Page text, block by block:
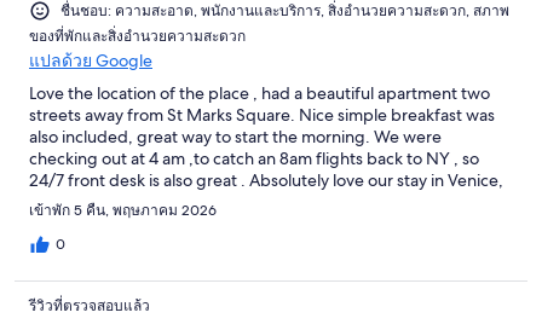
ชื่นชอบ: ความสะอาด, พนักงานและบริการ, สิ่งอำนวยความสะดวก, สภาพ
ของที่พักและสิ่งอำนวยความสะดวก
แปลด้วย Google
Love the location of the place , had a beautiful apartment two
streets away from St Marks Square. Nice simple breakfast was
also included, great way to start the morning. We were
checking out at 4 am ,to catch an 8am flights back to NY , so
24/7 front desk is also great . Absolutely love our stay in Venice,
thanks to the hotel stuff for making it flawless.
เข้าพัก 5 คืน, พฤษภาคม 2026
0
รีวิวที่ตรวจสอบแล้ว